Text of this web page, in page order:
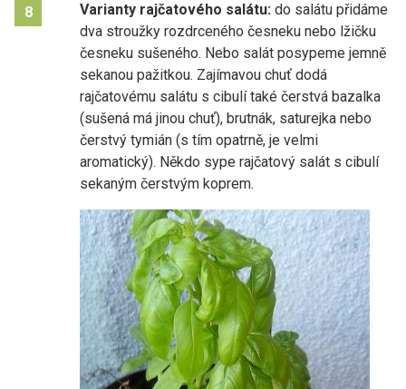
8 Varianty rajčatového salátu: do salátu přidáme
dva stroužky rozdrceného česneku nebo lžičku
česneku sušeného. Nebo salát posypeme jemně
sekanou pažitkou. Zajímavou chuť dodá
rajčatovému salátu s cibulí také čerstvá bazalka
(sušená má jinou chuť), brutnák, saturejka nebo
čerstvý tymián (s tím opatrně, je velmi
aromatický). Někdo sype rajčatový salát s cibulí
sekaným čerstvým koprem.